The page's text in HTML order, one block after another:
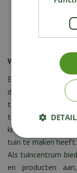
Je spreekt
Frans
Wij bieden
Een zeer fijne en
dynamische
tot weekend
terecht in een
krijgt de kans om
tuin te maken heeft.
Als tuincentrum
en producten